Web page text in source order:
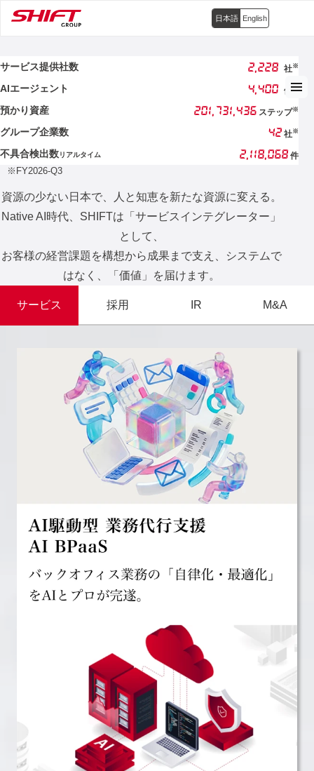
日本語 English
サービス提供社数 2,228 社※
AIエージェント 4,400 体※
預かり資産 201,731,436 ステップ※
グループ企業数 42 社※
不具合検出数リアルタイム 2,118,068 件
※FY2026-Q3
資源の少ない日本で、人と知恵を新たな資源に変える。
Native AI時代、SHIFTは「サービスインテグレーター」
として、
お客様の経営課題を構想から成果まで支え、システムで
はなく、「価値」を届けます。
サービス 採用 IR M&A